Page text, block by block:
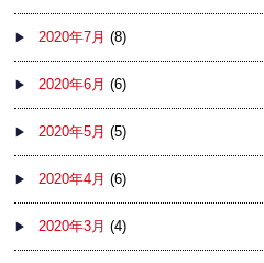
2020年7月 (8)
2020年6月 (6)
2020年5月 (5)
2020年4月 (6)
2020年3月 (4)